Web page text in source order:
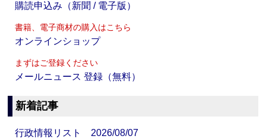
購読申込み（新聞 / 電子版）
書籍、電子商材の購入はこちら
オンラインショップ
まずはご登録ください
メールニュース 登録（無料）
新着記事
行政情報リスト 2026/08/07